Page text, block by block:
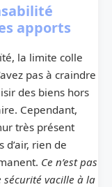
apports
la limite colle
pas à craindre
des biens hors
Cependant,
très présent
rien de
Ce n’est pas
sécurité vacille à la